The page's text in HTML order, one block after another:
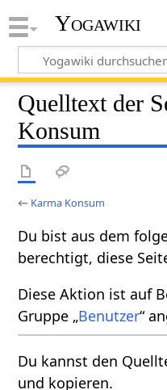
Yogawiki
Quelltext der
Konsum
← Karma Konsum
Du bist aus dem
berechtigt, diese
Diese Aktion ist auf
Gruppe „Benutzer“
Du kannst den
und kopieren.